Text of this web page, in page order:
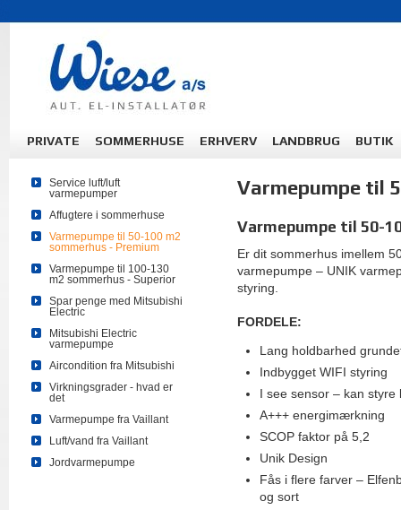
PRIVATE SOMMERHUSE ERHVERV LANDBRUG BUTIK
Service luft/luft
varmepumper
Affugtere i sommerhuse
Varmepumpe til 50-100 m2
sommerhus - Premium
Varmepumpe til 100-130
m2 sommerhus - Superior
Spar penge med Mitsubishi
Electric
Mitsubishi Electric
varmepumpe
Aircondition fra Mitsubishi
Virkningsgrader - hvad er
det
Varmepumpe fra Vaillant
Luft/vand fra Vaillant
Jordvarmepumpe
Varmepumpe til
Varmepumpe til 50-
Er dit sommerhus imellem
varmepumpe – UNIK
styring.
FORDELE:
Lang holdbarhed
Indbygget WIFI styring
I see sensor – kan
A+++ energimærkning
SCOP faktor på 5,2
Unik Design
Fås i flere farver –
og sort